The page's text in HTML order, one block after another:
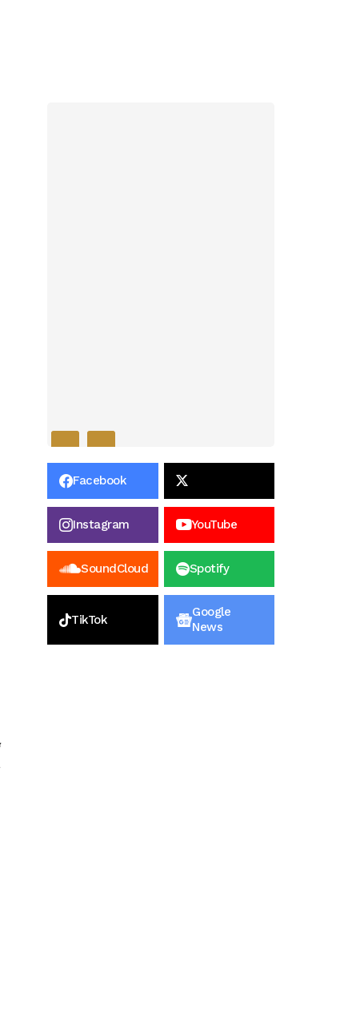
Facebook
Instagram YouTube
SoundCloud Spotify
TikTok
Google
News